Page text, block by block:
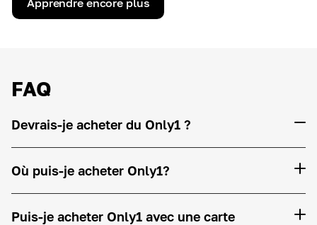
Apprendre encore plus
FAQ
Devrais-je acheter du Only1 ?
Où puis-je acheter Only1?
Puis-je acheter Only1 avec une carte